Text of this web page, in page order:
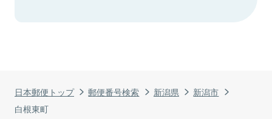
日本郵便トップ 郵便番号検索 新潟県
新潟市
白根東町